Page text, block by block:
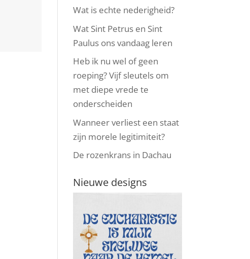
Wat is echte nederigheid?
Wat Sint Petrus en Sint
Paulus ons vandaag leren
Heb ik nu wel of geen
roeping? Vijf sleutels om
met diepe vrede te
onderscheiden
Wanneer verliest een staat
zijn morele legitimiteit?
De rozenkrans in Dachau
Nieuwe designs